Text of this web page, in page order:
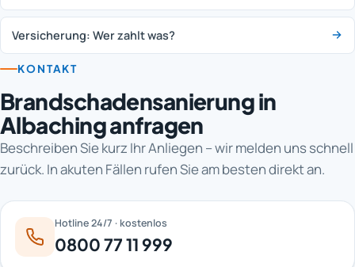
Versicherung: Wer zahlt was?
KONTAKT
Brandschadensanierung in
Albaching anfragen
Beschreiben Sie kurz Ihr Anliegen – wir melden uns schnell
zurück. In akuten Fällen rufen Sie am besten direkt an.
Hotline 24/7 · kostenlos
0800 77 11 999